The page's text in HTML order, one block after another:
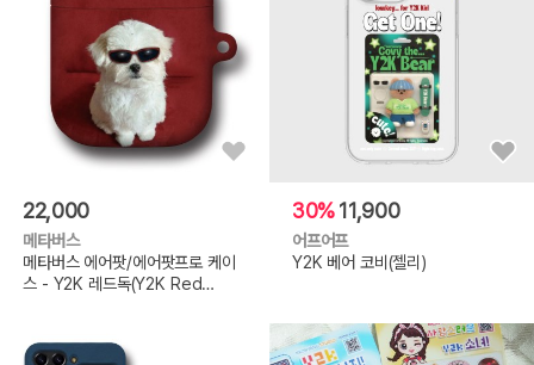
22,000
메타버스
메타버스 에어팟/에어팟프로 케이
스 - Y2K 레드독(Y2K Red
30%11,900
어프어프
Y2K 베어 코비(젤리)